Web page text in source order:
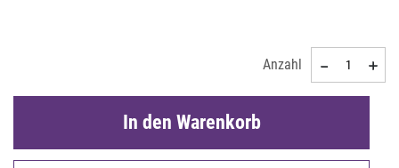
Anzahl
In den Warenkorb